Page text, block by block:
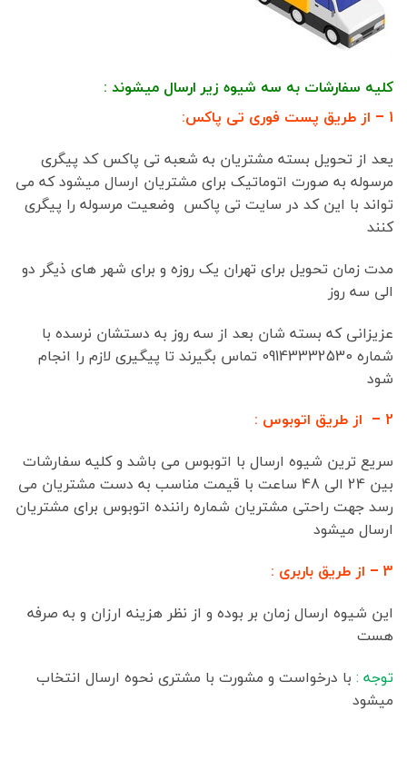
کلیه سفارشات به سه شیوه زیر ارسال میشوند :
1 – از طریق پست فوری تی پاکس:
یعد از تحویل بسته مشتریان به شعبه تی پاکس کد پیگری
مرسوله به صورت اتوماتیک برای مشتریان ارسال میشود که می
تواند با این کد در سایت تی پاکس وضعیت مرسوله را پیگری
کنند
مدت زمان تحویل برای تهران یک روزه و برای شهر های ذیگر دو
الی سه روز
عزیزانی که بسته شان بعد از سه روز به دستشان نرسده با
شماره 09143332530 تماس بگیرند تا پیگیری لازم را انجام
شود
2 – از طریق اتوبوس :
سریع ترین شیوه ارسال با اتوبوس می باشد و کلیه سفارشات
بین 24 الی 48 ساعت با قیمت مناسب به دست مشتریان می
رسد جهت راحتی مشتریان شماره راننده اتوبوس برای مشتریان
ارسال میشود
3 – از طریق باربری :
این شیوه ارسال زمان بر بوده و از نظر هزینه ارزان و به صرفه
هست
توجه : با درخواست و مشورت با مشتری نحوه ارسال انتخاب
میشود